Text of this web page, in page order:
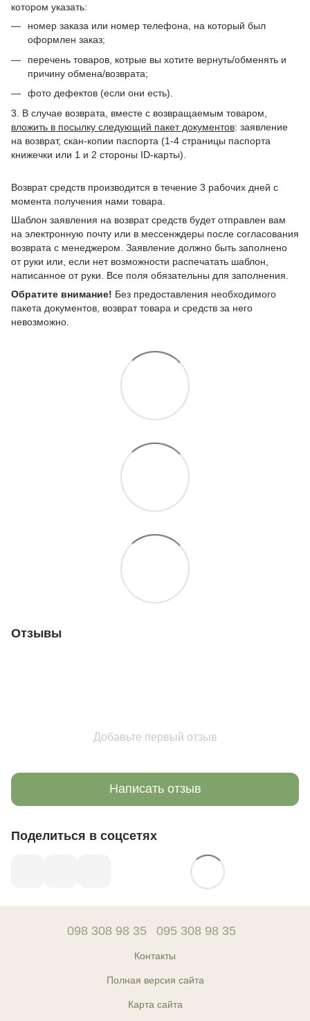
котором указать:
номер заказа или номер телефона, на который был
оформлен заказ;
перечень товаров, котрые вы хотите вернуть/обменять и
причину обмена/возврата;
фото дефектов (если они есть).
3. В случае возврата, вместе с возвращаемым товаром,
вложить в посылку следующий пакет документов: заявление
на возврат, скан-копии паспорта (1-4 страницы паспорта
книжечки или 1 и 2 стороны ID-карты).
Возврат средств производится в течение 3 рабочих дней с
момента получения нами товара.
Шаблон заявления на возврат средств будет отправлен вам
на электронную почту или в мессенждеры после согласования
возврата с менеджером. Заявление должно быть заполнено
от руки или, если нет возможности распечатать шаблон,
написанное от руки. Все поля обязательны для заполнения.
Обратите внимание! Без предоставления необходимого
пакета документов, возврат товара и средств за него
невозможно.
Отзывы
Добавьте первый отзыв
Написать отзыв
Поделиться в соцсетях
098 308 98 35 095 308 98 35
Контакты
Полная версия сайта
Карта сайта